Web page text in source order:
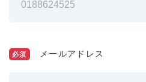
必須 メールアドレス